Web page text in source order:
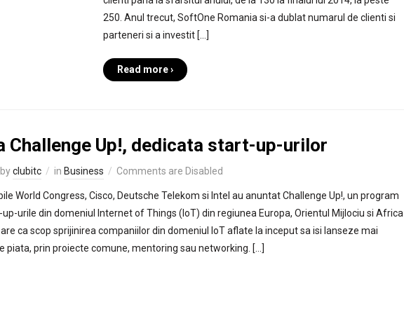
250. Anul trecut, SoftOne Romania si-a dublat numarul de clienti si
parteneri si a investit […]
Read more ›
Challenge Up!, dedicata start-up-urilor
byclubitc in Business Comments are Disabled
World Congress, Cisco, Deutsche Telekom si Intel au anuntat Challenge Up!, un program
urile din domeniul Internet of Things (IoT) din regiunea Europa, Orientul Mijlociu si Africa
ca scop sprijinirea companiilor din domeniul IoT aflate la inceput sa isi lanseze mai
piata, prin proiecte comune, mentoring sau networking. […]